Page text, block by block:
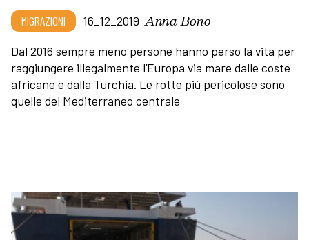
MIGRAZIONI 16_12_2019 Anna Bono
Dal 2016 sempre meno persone hanno perso la vita per
raggiungere illegalmente l’Europa via mare dalle coste
africane e dalla Turchia. Le rotte più pericolose sono
quelle del Mediterraneo centrale